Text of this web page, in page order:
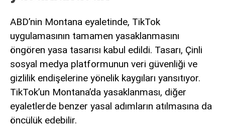
SIYASET
SAĞLIK
TEKNOLOJI
ABD’nin Montana eyaletinde, TikTok
uygulamasının tamamen yasaklanmasını
öngören yasa tasarısı kabul edildi. Tasarı, Çinli
sosyal medya platformunun veri güvenliği ve
gizlilik endişelerine yönelik kaygıları yansıtıyor.
TikTok’un Montana’da yasaklanması, diğer
eyaletlerde benzer yasal adımların atılmasına da
öncülük edebilir.